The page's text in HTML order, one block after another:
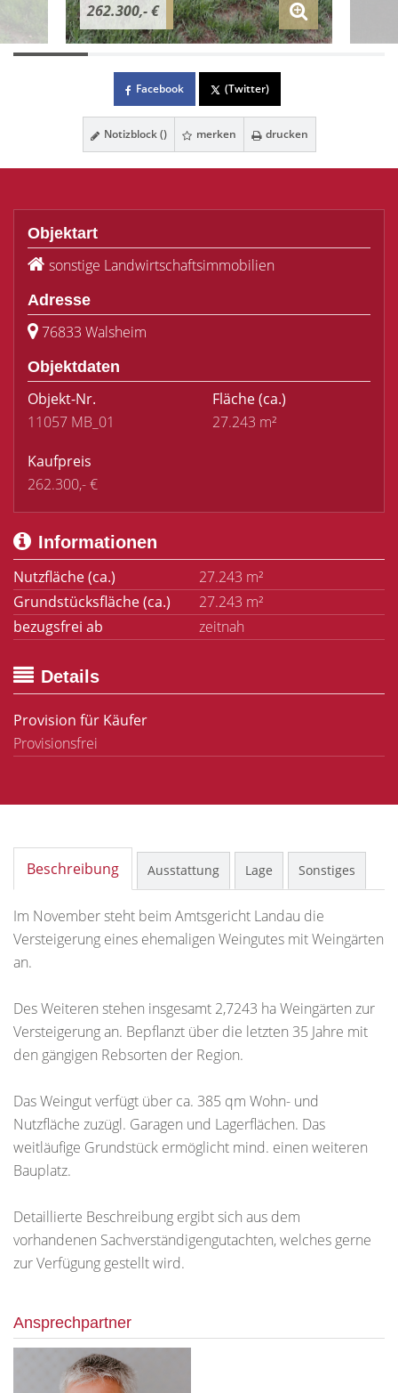
262.300,- €
Facebook (Twitter)
Notizblock () merken drucken
Objektart
sonstige Landwirtschaftsimmobilien
Adresse
76833 Walsheim
Objektdaten
Objekt-Nr.
11057 MB_01
Fläche(ca.)
27.243 m²
Kaufpreis
262.300,- €
Informationen
Nutzfläche (ca.)
27.243 m²
Grundstücksfläche (ca.)
27.243 m²
bezugsfrei ab
zeitnah
Details
Provision für Käufer
Provisionsfrei
Beschreibung Ausstattung Lage Sonstiges
Im November steht beim Amtsgericht Landau die
Versteigerung eines ehemaligen Weingutes mit Weingärten
an.
Des Weiteren stehen insgesamt 2,7243 ha Weingärten zur
Versteigerung an. Bepflanzt über die letzten 35 Jahre mit
den gängigen Rebsorten der Region.
Das Weingut verfügt über ca. 385 qm Wohn- und
Nutzfläche zuzügl. Garagen und Lagerflächen. Das
weitläufige Grundstück ermöglicht mind. einen weiteren
Bauplatz.
Detaillierte Beschreibung ergibt sich aus dem
vorhandenen Sachverständigengutachten, welches gerne
zur Verfügung gestellt wird.
Ansprechpartner